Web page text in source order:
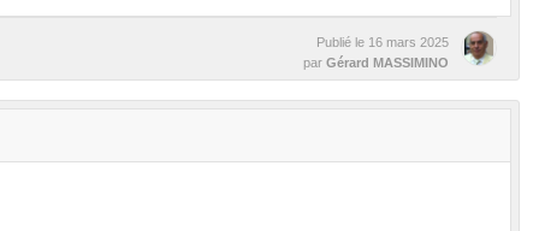
Publié le 16 mars 2025
par Gérard MASSIMINO